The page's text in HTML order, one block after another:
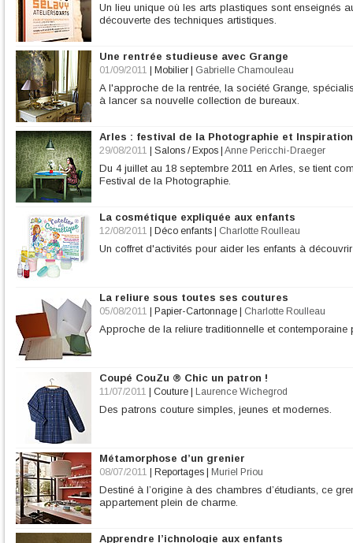
Un lieu unique où les arts plastiques sont enseignés
découverte des techniques artistiques.
Une rentrée studieuse avec Grange
01/09/2011 Mobilier Gabrielle Chamouleau
A l'approche de la rentrée, la société Grange,
à lancer sa nouvelle collection de bureaux.
Arles : festival de la Photographie et
29/08/2011 Salons / Expos Anne Pericchi-Draeger
Du 4 juillet au 18 septembre 2011 en Arles, se tient
Festival de la Photographie.
La cosmétique expliquée aux enfants
12/08/2011 Déco enfants Charlotte Roulleau
Un coffret d'activités pour aider les enfants à
La reliure sous toutes ses coutures
05/08/2011 Papier-Cartonnage Charlotte Roulleau
Approche de la reliure traditionnelle et
Coupé CouZu ® Chic un patron !
11/07/2011 Couture Laurence Wichegrod
Des patrons couture simples, jeunes et modernes.
Métamorphose d’un grenier
08/07/2011 Reportages Muriel Priou
Destiné à l’origine à des chambres d’étudiants, ce
appartement plein de charme.
Apprendre l’ichnologie aux enfants